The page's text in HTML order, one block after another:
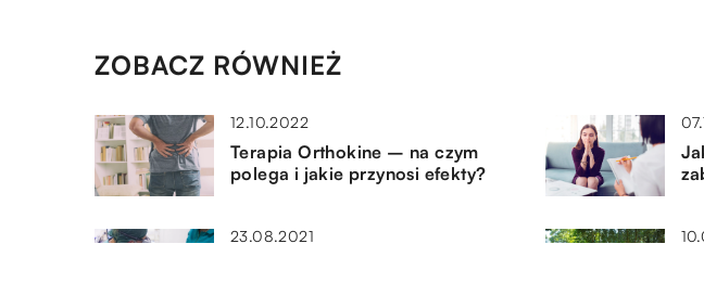
ZOBACZ RÓWNIEŻ
12.10.2022
Terapia Orthokine – na czym
polega i jakie przynosi efekty?
23.08.2021